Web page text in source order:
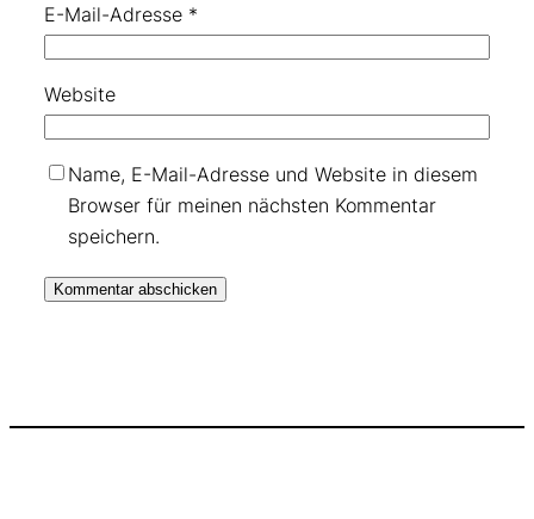
E-Mail-Adresse *
Website
Name, E-Mail-Adresse und Website in diesem
Browser für meinen nächsten Kommentar
speichern.